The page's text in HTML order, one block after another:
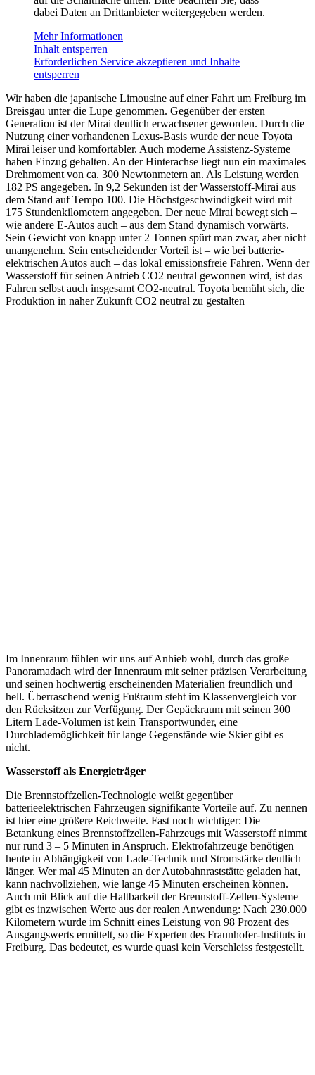
dabei Daten an Drittanbieter weitergegeben werden.
Mehr Informationen
Inhalt entsperren
Erforderlichen Service akzeptieren und Inhalte
entsperren
Wir haben die japanische Limousine auf einer Fahrt um Freiburg im
Breisgau unter die Lupe genommen. Gegenüber der ersten
Generation ist der Mirai deutlich erwachsener geworden. Durch die
Nutzung einer vorhandenen Lexus-Basis wurde der neue Toyota
Mirai leiser und komfortabler. Auch moderne Assistenz-Systeme
haben Einzug gehalten. An der Hinterachse liegt nun ein maximales
Drehmoment von ca. 300 Newtonmetern an. Als Leistung werden
182 PS angegeben. In 9,2 Sekunden ist der Wasserstoff-Mirai aus
dem Stand auf Tempo 100. Die Höchstgeschwindigkeit wird mit
175 Stundenkilometern angegeben. Der neue Mirai bewegt sich –
wie andere E-Autos auch – aus dem Stand dynamisch vorwärts.
Sein Gewicht von knapp unter 2 Tonnen spürt man zwar, aber nicht
unangenehm. Sein entscheidender Vorteil ist – wie bei batterie-
elektrischen Autos auch – das lokal emissionsfreie Fahren. Wenn der
Wasserstoff für seinen Antrieb CO2 neutral gewonnen wird, ist das
Fahren selbst auch insgesamt CO2-neutral. Toyota bemüht sich, die
Produktion in naher Zukunft CO2 neutral zu gestalten
Im Innenraum fühlen wir uns auf Anhieb wohl, durch das große
Panoramadach wird der Innenraum mit seiner präzisen Verarbeitung
und seinen hochwertig erscheinenden Materialien freundlich und
hell. Überraschend wenig Fußraum steht im Klassenvergleich vor
den Rücksitzen zur Verfügung. Der Gepäckraum mit seinen 300
Litern Lade-Volumen ist kein Transportwunder, eine
Durchlademöglichkeit für lange Gegenstände wie Skier gibt es
nicht.
Wasserstoff als Energieträger
Die Brennstoffzellen-Technologie weißt gegenüber
batterieelektrischen Fahrzeugen signifikante Vorteile auf. Zu nennen
ist hier eine größere Reichweite. Fast noch wichtiger: Die
Betankung eines Brennstoffzellen-Fahrzeugs mit Wasserstoff nimmt
nur rund 3 – 5 Minuten in Anspruch. Elektrofahrzeuge benötigen
heute in Abhängigkeit von Lade-Technik und Stromstärke deutlich
länger. Wer mal 45 Minuten an der Autobahnraststätte geladen hat,
kann nachvollziehen, wie lange 45 Minuten erscheinen können.
Auch mit Blick auf die Haltbarkeit der Brennstoff-Zellen-Systeme
gibt es inzwischen Werte aus der realen Anwendung: Nach 230.000
Kilometern wurde im Schnitt eines Leistung von 98 Prozent des
Ausgangswerts ermittelt, so die Experten des Fraunhofer-Instituts in
Freiburg. Das bedeutet, es wurde quasi kein Verschleiss festgestellt.